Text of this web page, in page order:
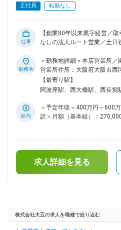
はなく人物面も含めた評価
れているのが特徴の職場で
問しよう」といった形でサポ
のパートナー！／ ・同社は
トにおいて、西日本／関西エ
しています。 ・設備提案だ
トップで行えることも同社な
ています。 変更の範囲
正社員 転勤なし
仕事
【創業80年以来黒字経営／
なしの法人ルート営業／土日
う住宅設備（システムキッ
ど）のご提案をお任せします。 ■業務詳細： ◎主な業務
売店や工務店などへの訪問、
における物件情報の取得 ・ご
ション管理会社など ・担当
件の商談を対応します ※テレ
て、住宅設備を検討します。
い」「コンパクトサイズのキ
頼内容も様々。 ・お客様のご
ら、製品のご提案を行います。 ■教育体制： ＜入社直後＞
以外にも＞ ・営業だけでな
層別研修や、資格取得の支援
勤務地
＜勤務地詳細＞本店営業所
営業所住所：大阪府大阪市西
勤務地最寄駅：阿波座駅受
囲：会社の定める事業所
【最寄り駅】
阿波座駅、西大橋駅、西長堀
給与
＜予定年収＞400万円～600
訳＞月額（基本給）：
勤続給、資格手当、役職手
万円／31歳／月給36万円（
給30万円賃金はあくまでも
求人詳細を見る
株式会社大五の求人を職種で絞り込む